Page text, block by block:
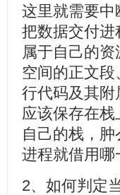
这里就需要
把数据交付
属于自己的
空间的正文
行代码及其
应该保存在
自己的栈，
进程就借用
2、如何判定